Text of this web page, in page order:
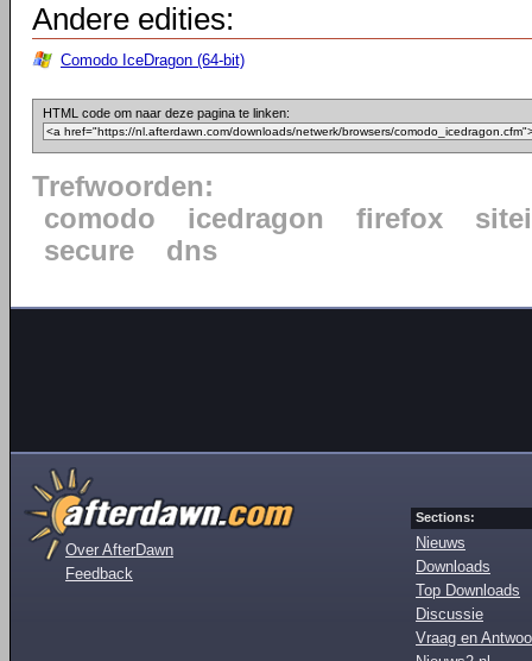
Andere edities:
Comodo IceDragon (64-bit)
HTML code om naar deze pagina te linken:
Trefwoorden:
comodo
icedragon firefox
secure
dns
Over AfterDawn
Feedback
Sections:
Nieuws
Downloads
Top Downloads
Discussie
Vraag en